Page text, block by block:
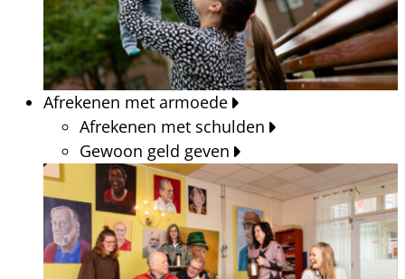
Afrekenen met armoede
Afrekenen met schulden
Gewoon geld geven